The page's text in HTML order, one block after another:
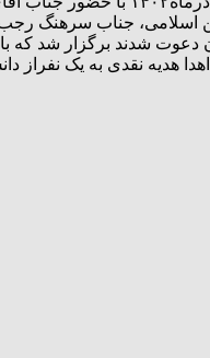
اسلامی، جناب سرهنگ
شدند برگزار شد که
هدیه نقدی به یک نفراز